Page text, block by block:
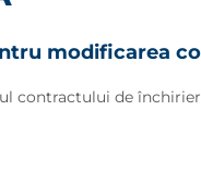
modificarea
contractului de